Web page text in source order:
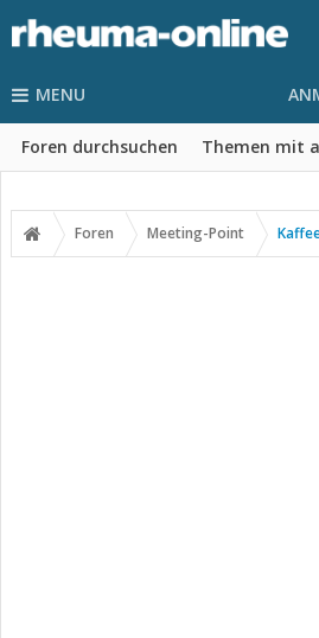
MENU
Foren durchsuchen Themen mit
Foren Meeting-Point